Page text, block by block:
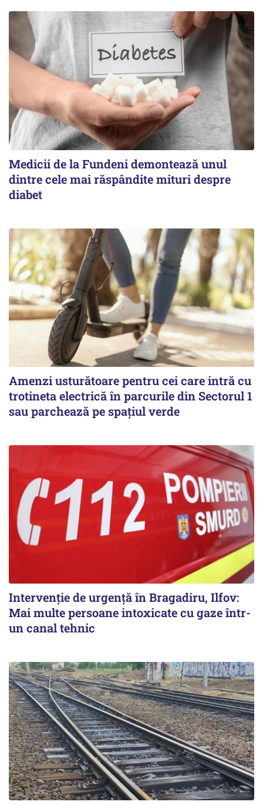
Medicii de la Fundeni demontează unul
dintre cele mai răspândite mituri despre
diabet
Amenzi usturătoare pentru cei care intră cu
trotineta electrică în parcurile din Sectorul 1
sau parchează pe spațiul verde
Intervenție de urgență în Bragadiru, Ilfov:
Mai multe persoane intoxicate cu gaze într-
un canal tehnic